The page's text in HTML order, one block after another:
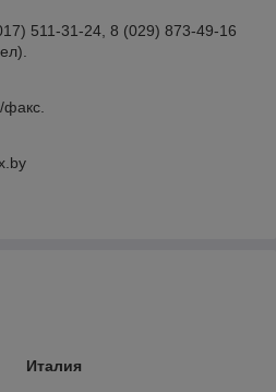
511-31-24, 8 (029) 873-49-16
Италия